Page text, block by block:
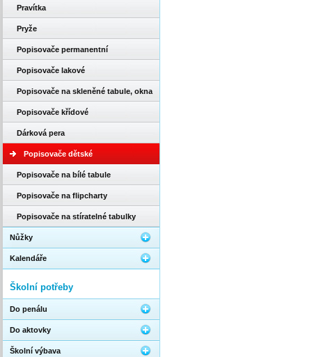
Pravítka
Pryže
Popisovače permanentní
Popisovače lakové
Popisovače na skleněné tabule, okna
Popisovače křídové
Dárková pera
Popisovače dětské
Popisovače na bílé tabule
Popisovače na flipcharty
Popisovače na stíratelné tabulky
Nůžky
Kalendáře
Školní potřeby
Do penálu
Do aktovky
Školní výbava